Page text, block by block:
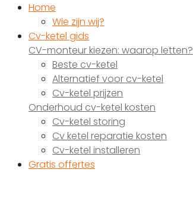
Home
Wie zijn wij?
Cv-ketel gids
CV-monteur kiezen: waarop letten?
Beste cv-ketel
Alternatief voor cv-ketel
Cv-ketel prijzen
Onderhoud cv-ketel kosten
Cv-ketel storing
Cv ketel reparatie kosten
Cv-ketel installeren
Gratis offertes